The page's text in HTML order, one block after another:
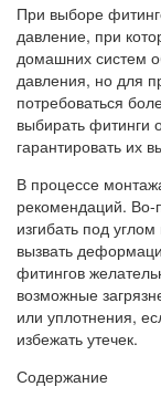
При выборе
давление, при
домашних систем
давления, но для
потребоваться
выбирать фитинги
гарантировать их
В процессе
рекомендаций. Во-
изгибать под
вызвать
фитингов
возможные
или уплотнения,
избежать утечек.
Содержание